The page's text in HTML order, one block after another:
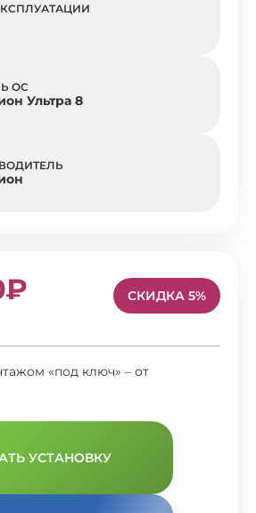
ОС
Ультра 8
СКИДКА 5%
«под ключ» – от
УСТАНОВКУ